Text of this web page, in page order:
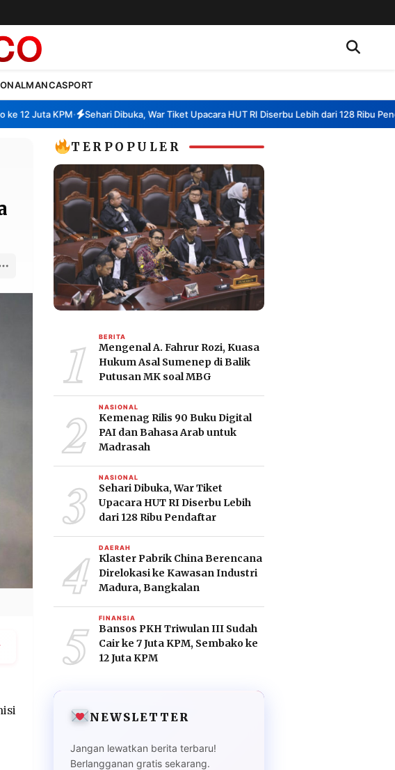
MANCASPORT
Juta KPM• Sehari Dibuka, War Tiket Upacara HUT RI Diserbu Lebih dari 128 Ribu Pendaftar
TERPOPULER
1 BERITA
Mengenal A. Fahrur Rozi, Kuasa
Hukum Asal Sumenep di Balik
Putusan MK soal MBG
2 NASIONAL
Kemenag Rilis 90 Buku Digital
PAI dan Bahasa Arab untuk
Madrasah
3 NASIONAL
Sehari Dibuka, War Tiket
Upacara HUT RI Diserbu Lebih
dari 128 Ribu Pendaftar
4 DAERAH
Klaster Pabrik China Berencana
Direlokasi ke Kawasan Industri
Madura, Bangkalan
5 FINANSIA
Bansos PKH Triwulan III Sudah
Cair ke 7 Juta KPM, Sembako ke
12 Juta KPM
NEWSLETTER
Jangan lewatkan berita terbaru!
Berlangganan gratis sekarang.